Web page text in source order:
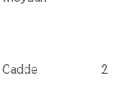
Cadde 2